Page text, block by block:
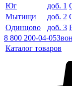
Юг
доб. 1
Мытищи
доб. 2
Одинцово
доб. 3
8 800 200-04-05
Каталог товаров